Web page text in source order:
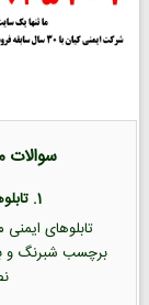
سوالات
1. تابلوهای ایمنی از چه جنسی ساخته می‌شوند؟
برچسب شبرنگ و